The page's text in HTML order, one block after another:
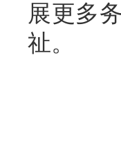
展更多
祉。